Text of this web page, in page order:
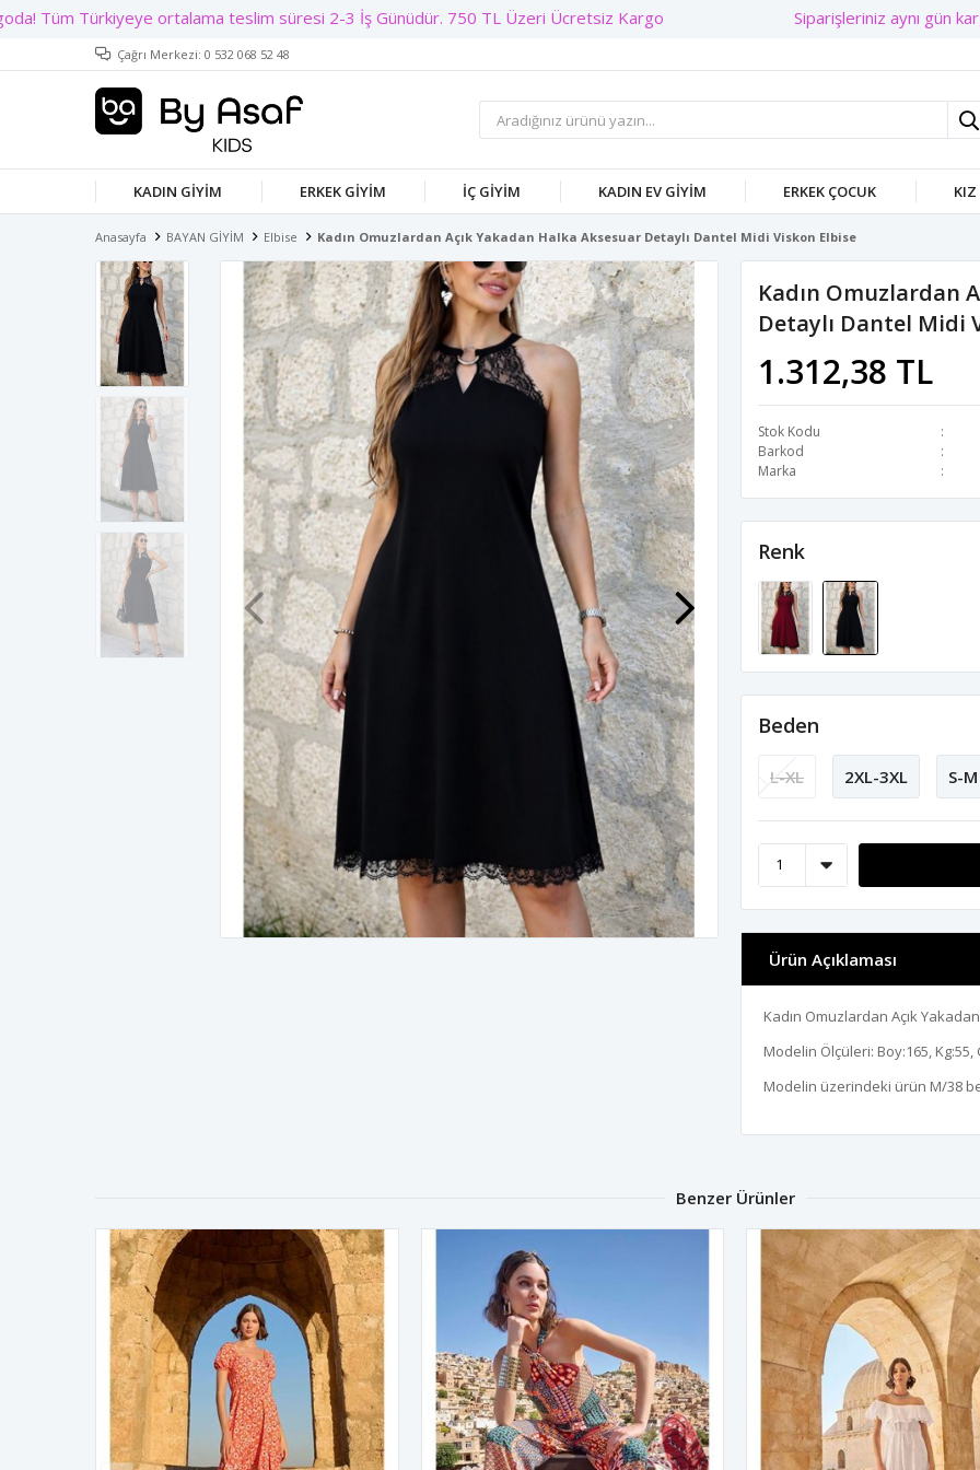
Siparişleriniz aynı gün
Çağrı Merkezi: 0 532 068 52 48
KADIN GIYIM ERKEK GIYIM İÇ GIYIM KADIN EV GIYIM ERKEK ÇOCUK KIZ
Anasayfa BAYAN GİYİM Elbise Kadın Omuzlardan Açık Yakadan Halka Aksesuar Detaylı Dantel Midi Viskon Elbise
Kadın Omuzlardan
Detaylı Dantel Midi
1.312,38 TL
Stok Kodu
Barkod
Marka
Renk
Beden
L-XL 2XL-3XL S-M
Ürün Açıklaması
Kadın Omuzlardan Açık
Modelin Ölçüleri: Boy:165, Kg:55,
Modelin üzerindeki ürün M/38
Benzer Ürünler